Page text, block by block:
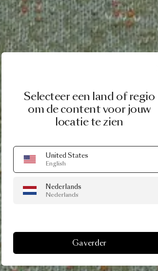
Selecteer een land of regio
om de content voor jouw
locatie te zien
United States
English
Nederlands
Nederlands
Ga verder